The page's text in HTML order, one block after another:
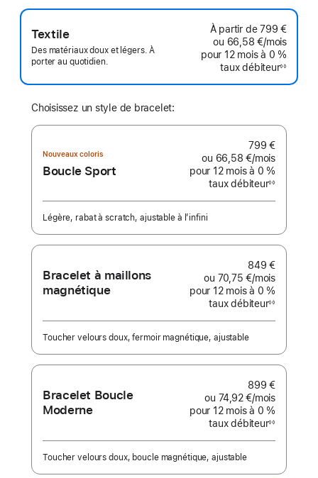
de
Textile
Des matériaux doux et légers. À
porter au quotidien.
À partir de799 €
ou 66,58 €/mois
pour 12 mois à 0 %
taux débiteur◊◊
Choisissez un style de bracelet:
Nouveaux coloris
Boucle Sport
799 €
ou 66,58 €/mois
pour 12 mois à 0 %
taux débiteur
page
◊◊
Légère, rabat à scratch, ajustable à l’infini
Bracelet à maillons
magnétique
849 €
ou 70,75 €/mois
pour 12 mois à 0 %
taux débiteur
page
◊◊
Toucher velours doux, fermoir magnétique, ajustable
Bracelet Boucle
Moderne
899 €
ou 74,92 €/mois
pour 12 mois à 0 %
taux débiteur
page
◊◊
Toucher velours doux, boucle magnétique, ajustable